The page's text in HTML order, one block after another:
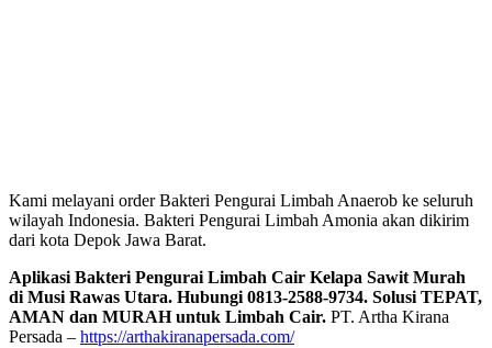
Kami melayani order Bakteri Pengurai Limbah Anaerob ke seluruh
wilayah Indonesia. Bakteri Pengurai Limbah Amonia akan dikirim
dari kota Depok Jawa Barat.
Aplikasi Bakteri Pengurai Limbah Cair Kelapa Sawit Murah
di Musi Rawas Utara. Hubungi 0813-2588-9734. Solusi TEPAT,
AMAN dan MURAH untuk Limbah Cair. PT. Artha Kirana
Persada – https://arthakiranapersada.com/